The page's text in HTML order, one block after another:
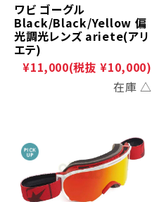
ワビ ゴーグル
Black/Black/Yellow 偏
光調光レンズ ariete(アリ
エテ)
¥11,000(税抜 ¥10,000)
在庫 △